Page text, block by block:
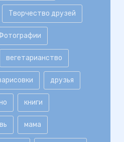
Творчество друзей
вегетарианство
друзья
книги
мама